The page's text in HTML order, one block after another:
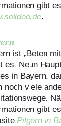
gibt
.
ist „Beten
es. Neun
in Bayern,
noch viele
gibt
Pilgern in